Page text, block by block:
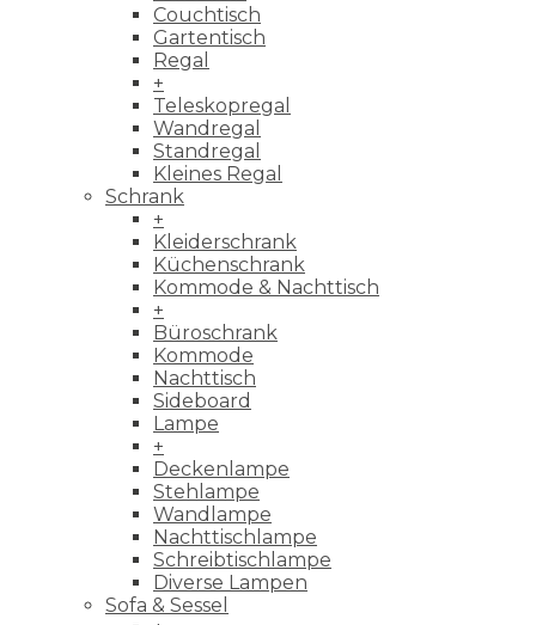
Couchtisch
Gartentisch
Regal
+
Teleskopregal
Wandregal
Standregal
Kleines Regal
Schrank
+
Kleiderschrank
Küchenschrank
Kommode & Nachttisch
+
Büroschrank
Kommode
Nachttisch
Sideboard
Lampe
+
Deckenlampe
Stehlampe
Wandlampe
Nachttischlampe
Schreibtischlampe
Diverse Lampen
Sofa & Sessel